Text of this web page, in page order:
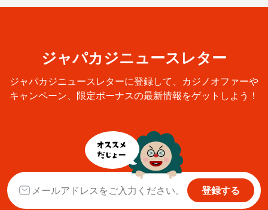
ジャパカジニュースレター
ジャパカジニュースレターに登録して、カジノオファーや
キャンペーン、限定ボーナスの最新情報をゲットしよう！
登録する